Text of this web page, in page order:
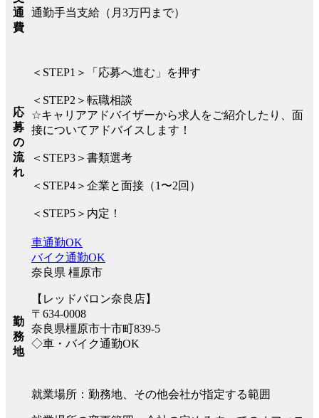
通
費
通勤手当支給（月3万円まで）
応
募
の
流
れ
＜STEP1＞「応募へ進む」を押す
＜STEP2＞転職相談
☆キャリアアドバイザーから求人をご紹介したり、面
接についてアドバイスします！
＜STEP3＞書類選考
＜STEP4＞企業と面接（1〜2回）
＜STEP5＞内定！
勤
務
地
車通勤OK
バイク通勤OK
奈良県 橿原市
【レッドバロン奈良店】
〒634-0008
奈良県橿原市十市町839-5
◇車・バイク通勤OK
就業場所：勤務地、その他会社が指定する範囲